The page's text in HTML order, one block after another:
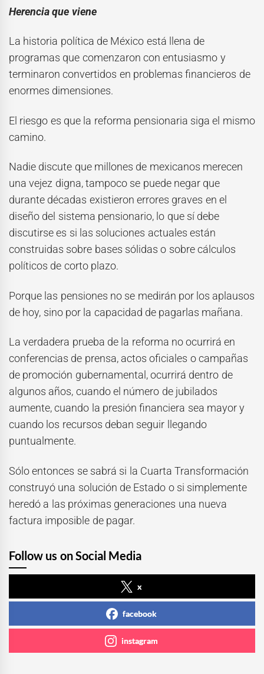
Herencia que viene
La historia política de México está llena de
programas que comenzaron con entusiasmo y
terminaron convertidos en problemas financieros de
enormes dimensiones.
El riesgo es que la reforma pensionaria siga el mismo
camino.
Nadie discute que millones de mexicanos merecen
una vejez digna, tampoco se puede negar que
durante décadas existieron errores graves en el
diseño del sistema pensionario, lo que sí debe
discutirse es si las soluciones actuales están
construidas sobre bases sólidas o sobre cálculos
políticos de corto plazo.
Porque las pensiones no se medirán por los aplausos
de hoy, sino por la capacidad de pagarlas mañana.
La verdadera prueba de la reforma no ocurrirá en
conferencias de prensa, actos oficiales o campañas
de promoción gubernamental, ocurrirá dentro de
algunos años, cuando el número de jubilados
aumente, cuando la presión financiera sea mayor y
cuando los recursos deban seguir llegando
puntualmente.
Sólo entonces se sabrá si la Cuarta Transformación
construyó una solución de Estado o si simplemente
heredó a las próximas generaciones una nueva
factura imposible de pagar.
Follow us on Social Media
x
facebook
instagram